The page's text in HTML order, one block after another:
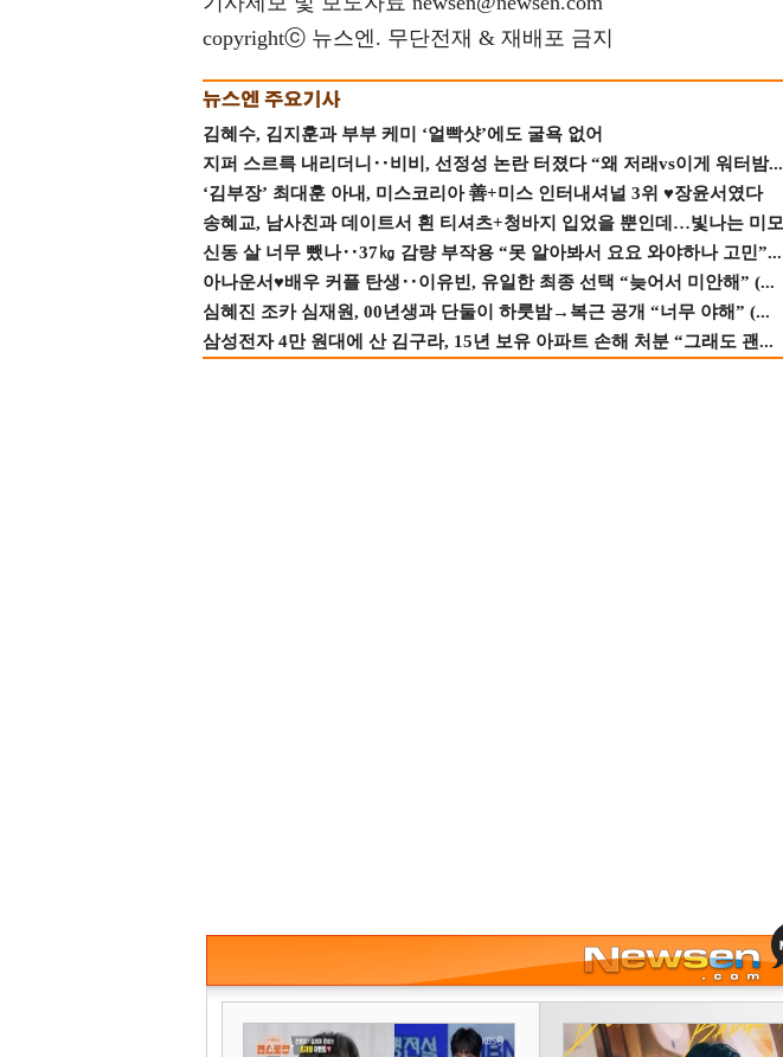
copyrightⓒ 뉴스엔. 무단전재 & 재배포 금지
김혜수, 김지훈과 부부 케미 ‘얼빡샷’에도 굴욕 없어
지퍼 스르륵 내리더니‥비비, 선정성 논란 터졌다 “왜 저래vs이게 워터밤...
‘김부장’ 최대훈 아내, 미스코리아 善+미스 인터내셔널 3위 ♥장윤서였다
송혜교, 남사친과 데이트서 흰 티셔츠+청바지 입었을 뿐인데…빛나는 미모
신동 살 너무 뺐나‥37㎏ 감량 부작용 “못 알아봐서 요요 와야하나 고민”...
아나운서♥배우 커플 탄생‥이유빈, 유일한 최종 선택 “늦어서 미안해” (...
심혜진 조카 심재원, 00년생과 단둘이 하룻밤→복근 공개 “너무 야해” (...
삼성전자 4만 원대에 산 김구라, 15년 보유 아파트 손해 처분 “그래도 괜...